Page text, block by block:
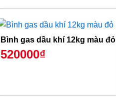
Bình gas dầu khí 12kg màu đỏ
520000₫